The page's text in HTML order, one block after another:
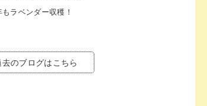
ラベンダー収穫！
去のブログはこちら